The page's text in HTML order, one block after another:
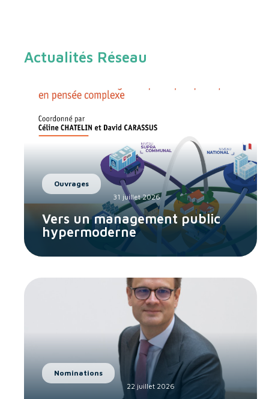
Actualités Réseau
Ouvrages
31 juillet 2026
Vers un management public
hypermoderne
Nominations
22 juillet 2026